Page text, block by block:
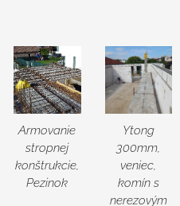
Armovanie
stropnej
konštrukcie,
Pezinok
Ytong
300mm,
veniec,
komín s
nerezovým